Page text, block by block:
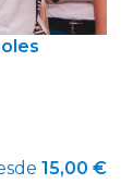
15,00 €